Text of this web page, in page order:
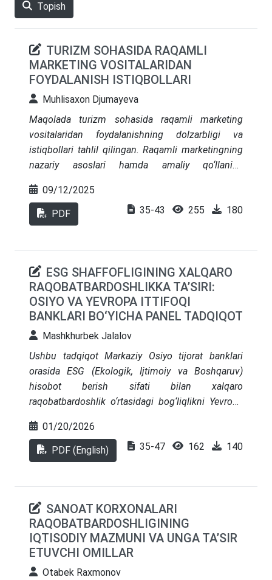
Topish
TURIZM SOHASIDA RAQAMLI
MARKETING VOSITALARIDAN
FOYDALANISH ISTIQBOLLARI
Muhlisaxon Djumayeva
Maqolada turizm sohasida raqamli marketing
vositalaridan foydalanishning dolzarbligi va
istiqbollari tahlil qilingan. Raqamli marketingning
nazariy asoslari hamda amaliy qo‘llanish
keyingi davrdagi marketing vositalari
taqqoslangan. Tadqiqot natijalari shuni
ko‘rsatadiki, an’anaviy reklama vositalari asta-sekin
ustuvor ahamiyat kasb etmoqda. Shu orqali
sohada samaradorlik, xalqaro ko‘rinish va
raqobatbardoshlik sezilarli darajada oshmoqda.
09/12/2025
PDF 35-43 255 180
ESG SHAFFOFLIGINING XALQARO
RAQOBATBARDOSHLIKKA TA’SIRI:
OSIYO VA YEVROPA ITTIFOQI
BANKLARI BO‘YICHA PANEL TADQIQOT
Mashkhurbek Jalalov
Ushbu tadqiqot Markaziy Osiyo tijorat banklari
orasida ESG (Ekologik, Ijtimoiy va Boshqaruv)
hisobot berish sifati bilan xalqaro
raqobatbardoshlik o‘rtasidagi bog‘liqlikni Yevropa
namunasi bilan solishtirib o‘rganadi. Barqarorlik
hisobotlarini tahlil qilish (2018–2024), yangi ESG
hisobot berish sifati indeksi (EDQI) hamda 495 ta
Markaziy Osiyo banklarining ekologik, ijtimoiy va
boshqaruv sohalaridagi ESG shaffofligi YI
mamlakatlari banklariga qaraganda ancha past
ekanligi aniqlandi. Ahamiyatlisi, yuqori sifatli ESG
hisobot berish chet el investitsiyalarining oqishini,
01/20/2026
PDF (English) 35-47 162 140
SANOAT KORXONALARI
RAQOBATBARDOSHLIGINING
IQTISODIY MAZMUNI VA UNGA TA’SIR
ETUVCHI OMILLAR
Otabek Raxmonov